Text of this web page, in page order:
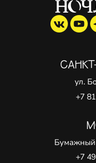
ул.
+7
Бумажный
+7